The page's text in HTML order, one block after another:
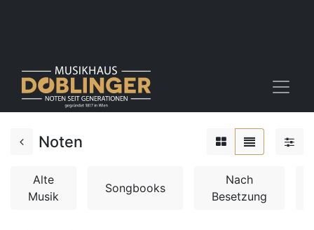
Noten
Alte
Musik
Songbooks
Nach
Besetzung